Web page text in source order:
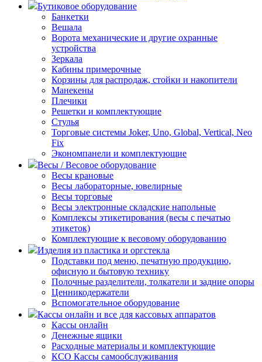
Бутиковое оборудование
Банкетки
Вешала
Ворота механические и другие охранные
устройства
Зеркала
Кабины примерочные
Корзины для распродаж, стойки и накопители
Манекены
Плечики
Решетки и комплектующие
Стулья
Торговые системы Joker, Uno, Global, Vertical, Neo
Fix
Экономпанели и комплектующие
Весы / Весовое оборудование
Весы крановые
Весы лабораторные, ювелирные
Весы торговые
Весы электронные складские напольные
Комплексы этикетирования (весы с печатью
этикеток)
Комплектующие к весовому оборудованию
Изделия из пластика и оргстекла
Подставки под меню, печатную продукцию,
офисную и бытовую технику
Полочные разделители, толкатели и задние опоры
Ценникодержатели
Вспомогательное оборудование
Кассы онлайн и все для кассовых аппаратов
Кассы онлайн
Денежные ящики
Расходные материалы и комплектующие
КСО Кассы самообслуживания